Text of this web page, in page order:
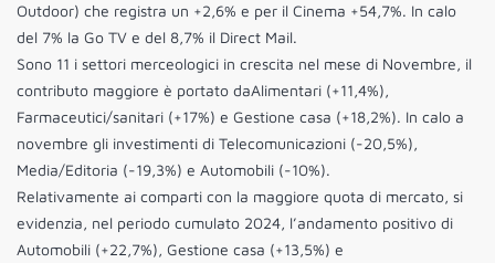
Outdoor) che registra un +2,6% e per il Cinema +54,7%. In calo
del 7% la Go TV e del 8,7% il Direct Mail.
Sono 11 i settori merceologici in crescita nel mese di Novembre, il
contributo maggiore è portato daAlimentari (+11,4%),
Farmaceutici/sanitari (+17%) e Gestione casa (+18,2%). In calo a
novembre gli investimenti di Telecomunicazioni (-20,5%),
Media/Editoria (-19,3%) e Automobili (-10%).
Relativamente ai comparti con la maggiore quota di mercato, si
evidenzia, nel periodo cumulato 2024, l’andamento positivo di
Automobili (+22,7%), Gestione casa (+13,5%) e